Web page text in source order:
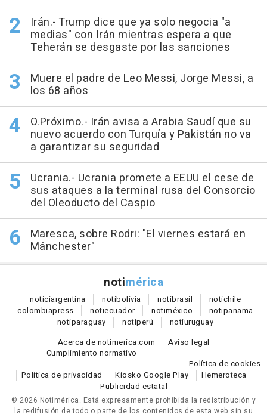
Irán.- Trump dice que ya solo negocia "a
medias" con Irán mientras espera a que
Teherán se desgaste por las sanciones
Muere el padre de Leo Messi, Jorge Messi, a
los 68 años
O.Próximo.- Irán avisa a Arabia Saudí que su
nuevo acuerdo con Turquía y Pakistán no va
a garantizar su seguridad
Ucrania.- Ucrania promete a EEUU el cese de
sus ataques a la terminal rusa del Consorcio
del Oleoducto del Caspio
Maresca, sobre Rodri: "El viernes estará en
Mánchester"
notimérica
noticiargentina notibolivia notibrasil notichile
colombiapress notiecuador notiméxico notipanama
notiparaguay notiperú notiuruguay
Acerca de notimerica.com
Aviso legal
Cumplimiento normativo
Política de cookies
Política de privacidad
Kiosko Google Play
Hemeroteca
Publicidad estatal
© 2026 Notimérica. Está expresamente prohibida la redistribución y
la redifusión de todo o parte de los contenidos de esta web sin su